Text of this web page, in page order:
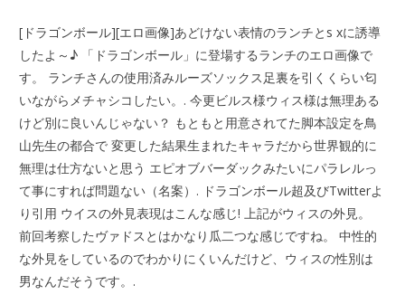
[ドラゴンボール][エロ画像]あどけない表情のランチとs xに誘導
したよ～♪ 「ドラゴンボール」に登場するランチのエロ画像で
す。 ランチさんの使用済みルーズソックス足裏を引くくらい匂
いながらメチャシコしたい。. 今更ビルス様ウィス様は無理ある
けど別に良いんじゃない？ もともと用意されてた脚本設定を鳥
山先生の都合で 変更した結果生まれたキャラだから世界観的に
無理は仕方ないと思う エピオブバーダックみたいにパラレルっ
て事にすれば問題ない（名案）. ドラゴンボール超及びTwitterよ
り引用 ウイスの外見表現はこんな感じ! 上記がウィスの外見。
前回考察したヴァドスとはかなり瓜二つな感じですね。 中性的
な外見をしているのでわかりにくいんだけど、ウィスの性別は
男なんだそうです。.